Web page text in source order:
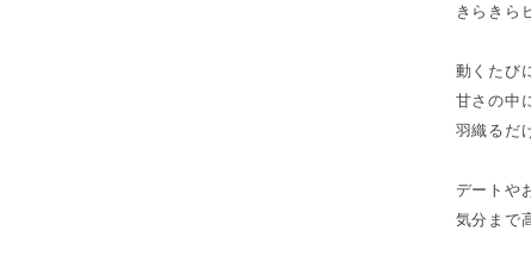
きらきら
動くたび
甘さの中
羽織るだ
デートや
気分まで